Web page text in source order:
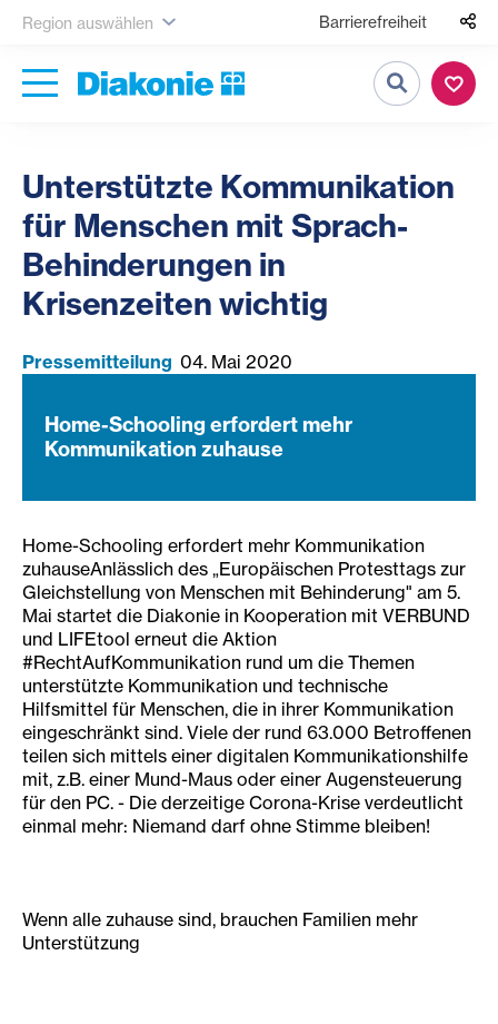
Region auswählen Barrierefreiheit
Suche
Unterstützte Kommunikation
für Menschen mit Sprach-
Behinderungen in
Krisenzeiten wichtig
Pressemitteilung 04. Mai 2020
Home-Schooling erfordert mehr
Kommunikation zuhause
Home-Schooling erfordert mehr Kommunikation
zuhauseAnlässlich des „Europäischen Protesttags zur
Gleichstellung von Menschen mit Behinderung" am 5.
Mai startet die Diakonie in Kooperation mit VERBUND
und LIFEtool erneut die Aktion
#RechtAufKommunikation rund um die Themen
unterstützte Kommunikation und technische
Hilfsmittel für Menschen, die in ihrer Kommunikation
eingeschränkt sind. Viele der rund 63.000 Betroffenen
teilen sich mittels einer digitalen Kommunikationshilfe
mit, z.B. einer Mund-Maus oder einer Augensteuerung
für den PC. - Die derzeitige Corona-Krise verdeutlicht
einmal mehr: Niemand darf ohne Stimme bleiben!
Wenn alle zuhause sind, brauchen Familien mehr
Unterstützung